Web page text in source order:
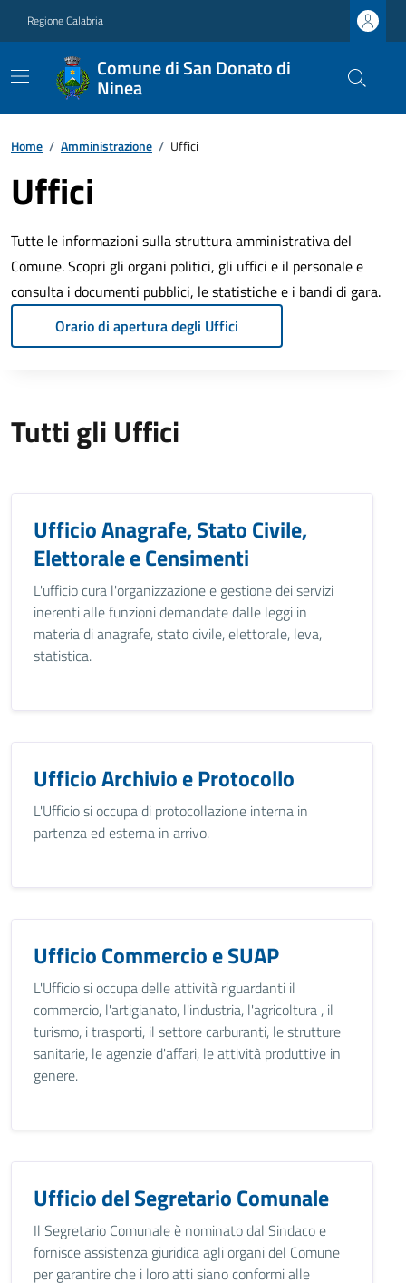
Regione Calabria
Comune di San Donato di
Ninea
Home / Amministrazione / Uffici
Uffici
Tutte le informazioni sulla struttura amministrativa del
Comune. Scopri gli organi politici, gli uffici e il personale e
consulta i documenti pubblici, le statistiche e i bandi di gara.
Orario di apertura degli Uffici
Tutti gli Uffici
Ufficio Anagrafe, Stato Civile,
Elettorale e Censimenti
L'ufficio cura l'organizzazione e gestione dei servizi
inerenti alle funzioni demandate dalle leggi in
materia di anagrafe, stato civile, elettorale, leva,
statistica.
Ufficio Archivio e Protocollo
L'Ufficio si occupa di protocollazione interna in
partenza ed esterna in arrivo.
Ufficio Commercio e SUAP
L'Ufficio si occupa delle attività riguardanti il
commercio, l'artigianato, l'industria, l'agricoltura , il
turismo, i trasporti, il settore carburanti, le strutture
sanitarie, le agenzie d'affari, le attività produttive in
genere.
Ufficio del Segretario Comunale
Il Segretario Comunale è nominato dal Sindaco e
fornisce assistenza giuridica agli organi del Comune
per garantire che i loro atti siano conformi alle